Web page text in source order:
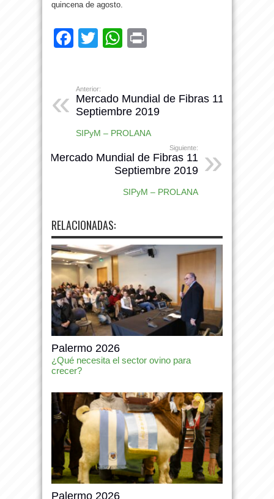
quincena de agosto.
Facebook
TwitterWhatsApp
Anterior:
Mercado Mundial de Fibras 11
Septiembre 2019
SIPyM – PROLANA
Siguiente:
Mercado Mundial de Fibras 11
Septiembre 2019
SIPyM – PROLANA
RELACIONADAS:
Palermo 2026
¿Qué necesita el sector ovino para
crecer?
Palermo 2026